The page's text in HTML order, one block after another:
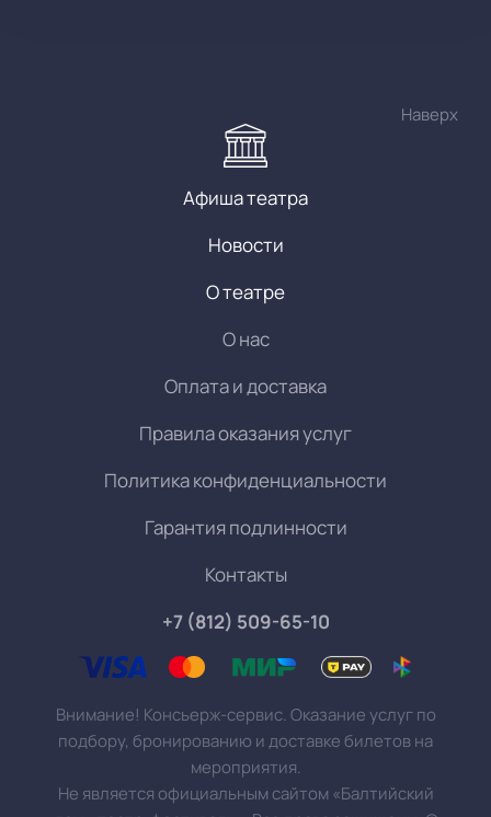
Наверх
Афиша театра
Новости
О театре
О нас
Оплата и доставка
Правила оказания услуг
Политика конфиденциальности
Гарантия подлинности
Контакты
+7 (812) 509-65-10
Внимание! Консьерж-сервис. Оказание услуг по
подбору, бронированию и доставке билетов на
мероприятия.
Не является официальным сайтом «Балтийский